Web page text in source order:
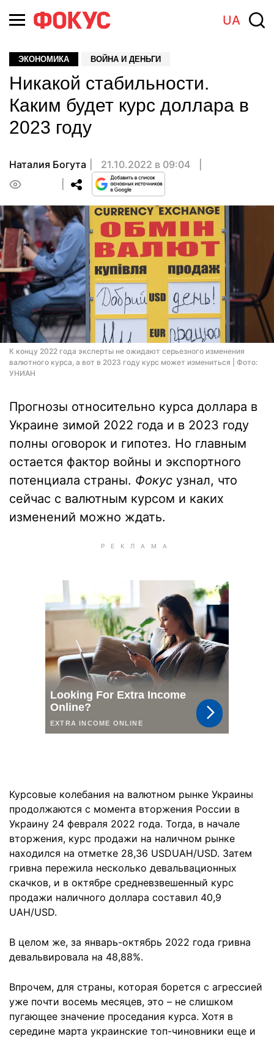
UA
ЭКОНОМИКА ВОЙНА И ДЕНЬГИ
Никакой стабильности.
Каким будет курс доллара в
2023 году
Наталия Богута
21.10.2022 в 09:04
К концу 2022 года эксперты не ожидают серьезного изменения
валютного курса, а вот в 2023 году курс может измениться | Фото:
УНИАН
Прогнозы относительно курса доллара в
Украине зимой 2022 года и в 2023 году
полны оговорок и гипотез. Но главным
остается фактор войны и экспортного
потенциала страны. Фокус узнал, что
сейчас с валютным курсом и каких
изменений можно ждать.
Курсовые колебания на валютном рынке Украины
продолжаются с момента вторжения России в
Украину 24 февраля 2022 года. Тогда, в начале
вторжения, курс продажи на наличном рынке
находился на отметке 28,36 USDUAH/USD. Затем
гривна пережила несколько девальвационных
скачков, и в октябре средневзвешенный курс
продажи наличного доллара составил 40,9
UAH/USD.
В целом же, за январь-октябрь 2022 года гривна
девальвировала на 48,88%.
Впрочем, для страны, которая борется с агрессией
уже почти восемь месяцев, это – не слишком
пугающее значение проседания курса. Хотя в
середине марта украинские топ-чиновники еще и